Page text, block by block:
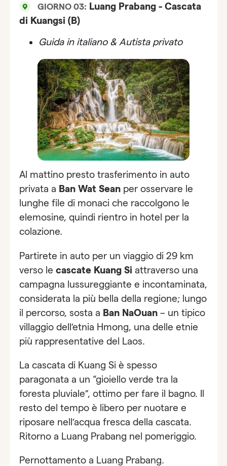
GIORNO 03: Luang Prabang - Cascata
di Kuangsi (B)
Guida in italiano & Autista privato
Al mattino presto trasferimento in auto
privata a Ban Wat Sean per osservare le
lunghe file di monaci che raccolgono le
elemosine, quindi rientro in hotel per la
colazione.
Partirete in auto per un viaggio di 29 km
verso le cascate Kuang Si attraverso una
campagna lussureggiante e incontaminata,
considerata la più bella della regione; lungo
il percorso, sosta a Ban NaOuan– un tipico
villaggio dell’etnia Hmong, una delle etnie
più rappresentative del Laos.
La cascata di Kuang Si è spesso
paragonata a un “gioiello verde tra la
foresta pluviale”, ottimo per fare il bagno. Il
resto del tempo è libero per nuotare e
riposare nell’acqua fresca della cascata.
Ritorno a Luang Prabang nel pomeriggio.
Pernottamento a Luang Prabang.